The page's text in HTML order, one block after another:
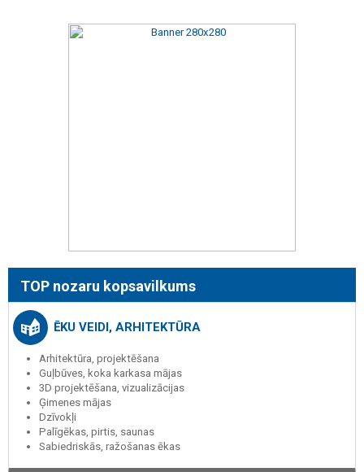
TOP nozaru kopsavilkums
ĒKU VEIDI, ARHITEKTŪRA
Arhitektūra, projektēšana
Guļbūves, koka karkasa mājas
3D projektēšana, vizualizācijas
Ģimenes mājas
Dzīvokļi
Palīgēkas, pirtis, saunas
Sabiedriskās, ražošanas ēkas